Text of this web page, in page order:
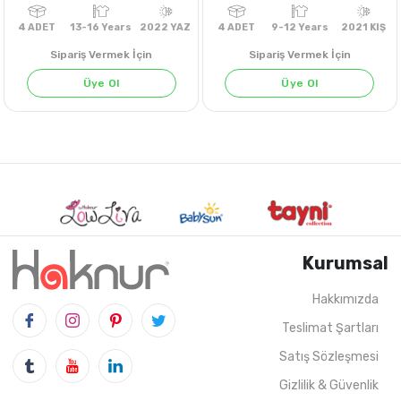
Sipariş Vermek İçin
Üye Ol
Sipariş Vermek İçin
Üye Ol
Kurumsal
Hakkımızda
Teslimat Şartları
Satış Sözleşmesi
Gizlilik & Güvenlik